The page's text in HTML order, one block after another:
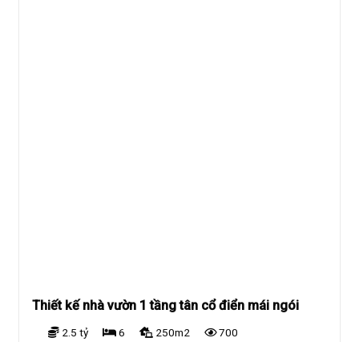
Thiết kế nhà vườn 1 tầng tân cổ điển mái ngói
2.5 tỷ 6 250m2 700